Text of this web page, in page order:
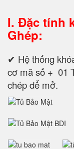
I. Đặc tính
Ghép:
✔ Hệ thống
cơ mã số + 01
chép để mở.